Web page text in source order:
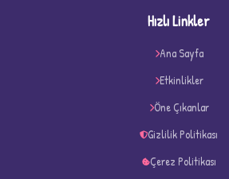
Hızlı Linkler
Ana Sayfa
Etkinlikler
Öne Çıkanlar
Gizlilik Politikası
Çerez Politikası